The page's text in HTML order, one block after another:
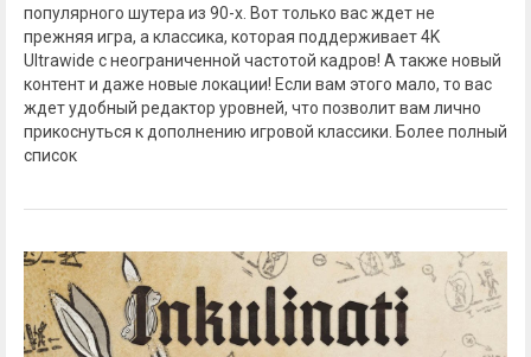
популярного шутера из 90-х. Вот только вас ждет не
прежняя игра, а классика, которая поддерживает 4K
Ultrawide с неограниченной частотой кадров! А также новый
контент и даже новые локации! Если вам этого мало, то вас
ждет удобный редактор уровней, что позволит вам лично
прикоснуться к дополнению игровой классики. Более полный
список